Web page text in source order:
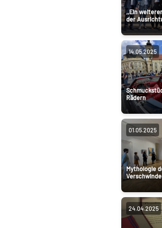
,,Ein
der
14.05.2025
Rädern
01.05.2025
Mythologie
24.04.2025